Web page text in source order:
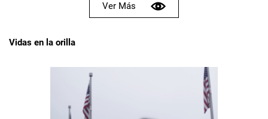
Ver Más
Vidas en la orilla